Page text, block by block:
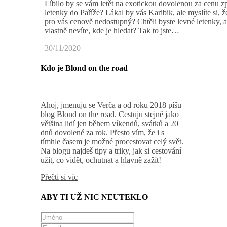
Líbilo by se vám letět na exotickou dovolenou za cenu
letenky do Paříže? Lákal by vás Karibik, ale myslíte si,
pro vás cenově nedostupný? Chtěli byste levné letenky,
vlastně nevíte, kde je hledat? Tak to jste…
30/11/2020
Kdo je Blond on the road
Ahoj, jmenuju se Verča a od roku 2018 píšu
blog Blond on the road. Cestuju stejně jako
většina lidí jen během víkendů, svátků a 20
dnů dovolené za rok. Přesto vím, že i s
tímhle časem je možné procestovat celý svět.
Na blogu najdeš tipy a triky, jak si cestování
užít, co vidět, ochutnat a hlavně zažít!
Přečti si víc
ABY TI UŽ NIC NEUTEKLO